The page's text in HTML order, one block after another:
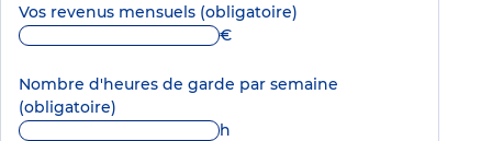
Vos revenus mensuels (obligatoire)
€
Nombre d'heures de garde par semaine
(obligatoire)
h